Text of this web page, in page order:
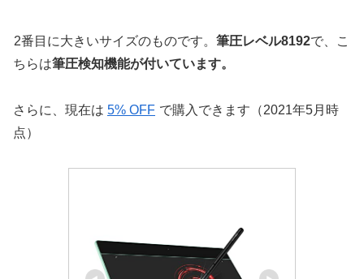
2番目に大きいサイズのものです。 筆圧レベル8192で、こ
ちらは筆圧検知機能が付いています。
さらに、現在は 5% OFF で購入できます（2021年5月時
点）